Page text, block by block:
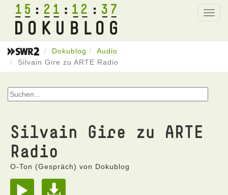
15 21 12 37
Dokublog
Audio
Silvain Gire zu ARTE Radio
Silvain Gire zu ARTE
Radio
O-Ton (Gespräch) von Dokublog